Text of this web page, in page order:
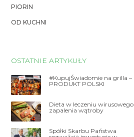
PIORIN
OD KUCHNI
OSTATNIE ARTYKUŁY
#KupujŚwiadomie na grilla –
PRODUKT POLSKI
Dieta w leczeniu wirusowego
zapalenia wątroby
Spółki Skarbu Państwa